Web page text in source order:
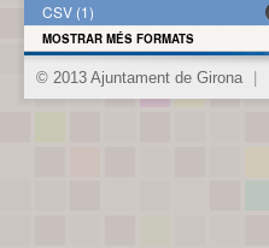
CSV (1)
MOSTRAR MÉS FORMATS
© 2013 Ajuntament de Girona